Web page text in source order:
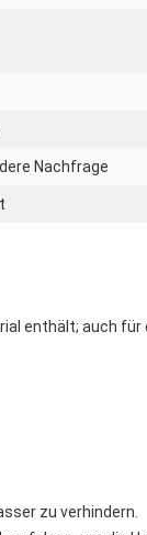
Nachfrage
enthält; auch für
zu verhindern.